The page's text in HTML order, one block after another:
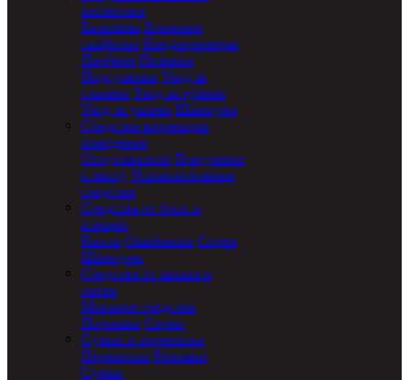
косметика
Бальзамы Влажные
салфетки Кондиционеры
Парфюм Пеленки
Подгузники Уход за
глазами Уход за зубами
Уход за ушами Шампуни
Средства коррекции
поведения
Отпугиватели Приучение
к месту Успокоительные
средства
Средства от блох и
клещей
Капли Ошейники Спреи
Шампуни
Средства от запаха и
пятен
Моющие средства
Порошки Спреи
Сумки и переноски
Переноски Рюкзаки
Сумки